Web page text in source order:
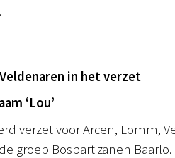
in het verzet
‘Lou’
verzet voor Arcen, Lomm,
groep Bospartizanen